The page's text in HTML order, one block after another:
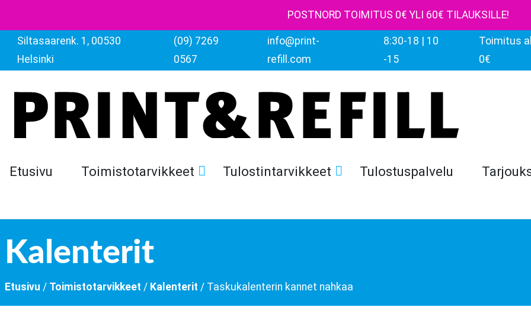
POSTNORD TOIMITUS 0€ YLI 60€ TILAUKSILLE!
Siltasaarenk. 1, 00530
Helsinki
(09) 7269
0567
info@print-
refill.com
8:30-18 | 10
-15
Toimitus
0€
Etusivu Toimistotarvikkeet Tulostintarvikkeet Tulostuspalvelu
Kalenterit
Etusivu / Toimistotarvikkeet / Kalenterit / Taskukalenterin kannet nahkaa